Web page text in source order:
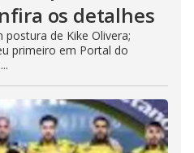
os detalhes
de Kike Olivera;
primeiro em Portal do